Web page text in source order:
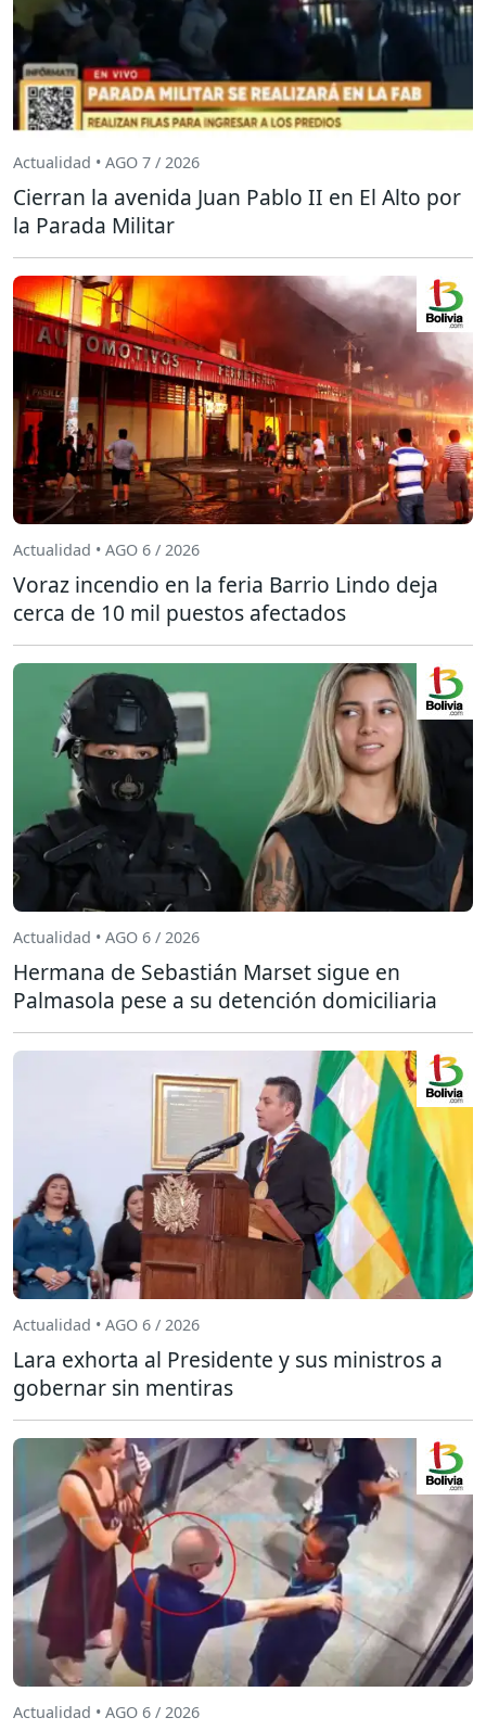
Actualidad • AGO 7 / 2026
Cierran la avenida Juan Pablo II en El Alto por
la Parada Militar
Actualidad • AGO 6 / 2026
Voraz incendio en la feria Barrio Lindo deja
cerca de 10 mil puestos afectados
Actualidad • AGO 6 / 2026
Hermana de Sebastián Marset sigue en
Palmasola pese a su detención domiciliaria
Actualidad • AGO 6 / 2026
Lara exhorta al Presidente y sus ministros a
gobernar sin mentiras
Actualidad • AGO 6 / 2026